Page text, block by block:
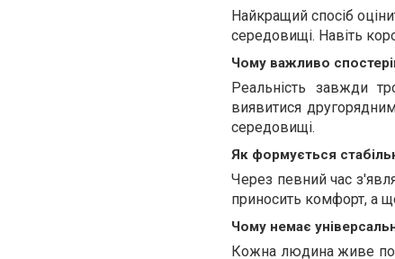
Найкращий спосіб
середовищі. Навіть
Чому важливо
Реальність завжди
виявитися
середовищі.
Як формується
Через певний час
приносить комфорт, а
Чому немає
Кожна людина живе по-